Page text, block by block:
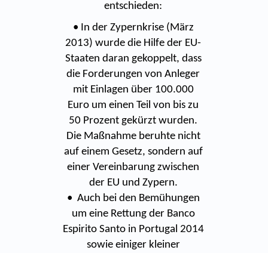
entschieden:
• In der Zypernkrise (März
2013) wurde die Hilfe der EU-
Staaten daran gekoppelt, dass
die Forderungen von Anleger
mit Einlagen über 100.000
Euro um einen Teil von bis zu
50 Prozent gekürzt wurden.
Die Maßnahme beruhte nicht
auf einem Gesetz, sondern auf
einer Vereinbarung zwischen
der EU und Zypern.
• Auch bei den Bemühungen
um eine Rettung der Banco
Espirito Santo in Portugal 2014
sowie einiger kleiner